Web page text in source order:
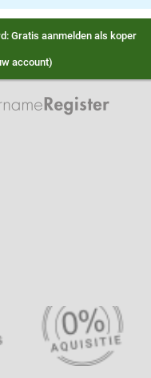
Gratis aanmelden als koper
account)